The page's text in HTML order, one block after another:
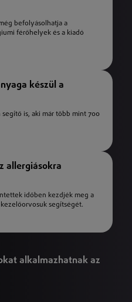
befolyásolhatja a
férőhelyek és a kiadó
készül a
is, aki már több mint 700
allergiásokra
időben kezdjék meg a
segítségét.
alkalmazhatnak az